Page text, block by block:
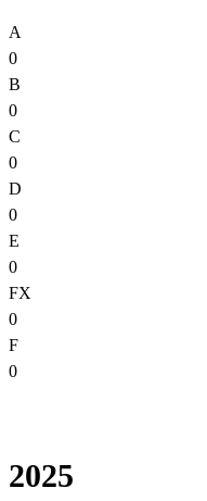
A
0
B
0
C
0
D
0
E
0
FX
0
F
0
2025